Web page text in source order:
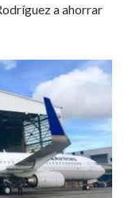
a ahorrar